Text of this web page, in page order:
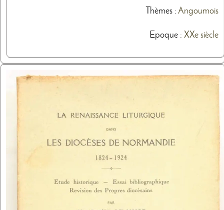
Thèmes: Angoumois
Epoque : XXe siècle